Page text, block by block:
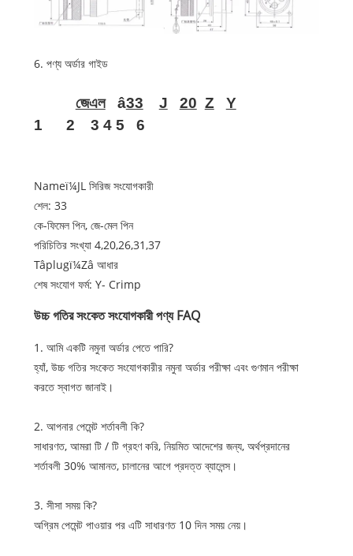
6. পণ্য অর্ডার গাইড
জেএল â33 J 20 Z
Y
1
2 3 4 5 6
Nameï¼JL সিরিজ সংযোগকারী
শেল: 33
কে-ফিমেল পিন, জে-মেল পিন
পরিচিতির সংখ্যা 4,20,26,31,37
Tâplugï¼Zâ আধার
শেষ সংযোগ ফর্ম: Y- Crimp
উচ্চ গতির সংকেত সংযোগকারী পণ্য FAQ
1. আমি একটি নমুনা অর্ডার পেতে পারি?
হ্যাঁ, উচ্চ গতির সংকেত সংযোগকারীর নমুনা অর্ডার পরীক্ষা এবং গুণমান পরীক্ষা
করতে স্বাগত জানাই।
2. আপনার পেমেন্ট শর্তাবলী কি?
সাধারণত, আমরা টি / টি গ্রহণ করি, নিয়মিত আদেশের জন্য, অর্থপ্রদানের
শর্তাবলী 30% আমানত, চালানের আগে প্রদত্ত ব্যালেন্স।
3. সীসা সময় কি?
অগ্রিম পেমেন্ট পাওয়ার পর এটি সাধারণত 10 দিন সময় নেয়।